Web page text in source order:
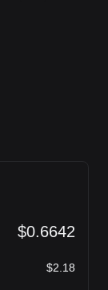
$0.6642
$2.18